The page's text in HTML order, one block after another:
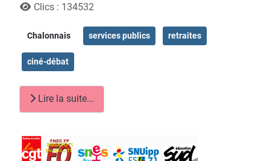
Clics : 134532
Chalonnais services publics retraites
ciné-débat
Lire la suite...